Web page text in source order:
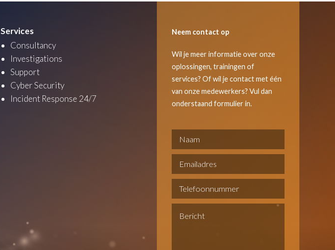
Services
Consultancy
Investigations
Support
Cyber Security
Incident Response 24/7
Neem contact op
Wil je meer informatie over onze
oplossingen, trainingen of
services? Of wil je contact met één
van onze medewerkers? Vul dan
onderstaand formulier in.